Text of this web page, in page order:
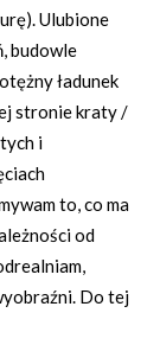
Ulubione
budowle
ładunek
stronie kraty /
i
to, co ma
od
Do tej